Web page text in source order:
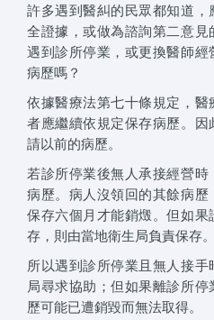
許多遇到醫糾的民眾都知道
全證據，或做為諮詢第二意
遇到診所停業，或更換醫師
病歷嗎？
依據醫療法第七十條規定，
者應繼續依規定保存病歷。
請以前的病歷。
若診所停業後無人承接經營
病歷。病人沒領回的其餘病
保存六個月才能銷燬。但如
存，則由當地衛生局負責保存。
所以遇到診所停業且無人接
局尋求協助；但如果離診所
歷可能已遭銷毀而無法取得。